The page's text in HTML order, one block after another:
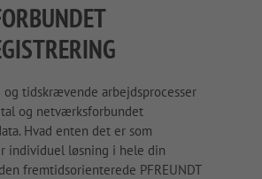
tidskrævende arbejdsprocesser
og netværksforbundet
Hvad enten det er som
individuel løsning i hele din
fremtidsorienterede PFREUNDT